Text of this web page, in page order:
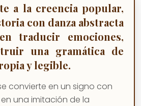
a la creencia popular,
con danza abstracta
traducir emociones,
una gramática de
y legible.
convierte en un signo con
una imitación de la